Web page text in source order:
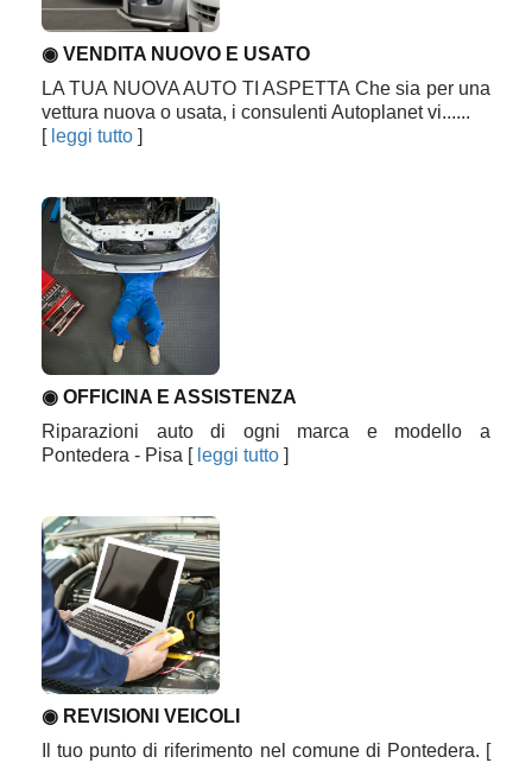
◉ VENDITA NUOVO E USATO
LA TUA NUOVA AUTO TI ASPETTA Che sia per una
vettura nuova o usata, i consulenti Autoplanet vi......
[ leggi tutto ]
◉ OFFICINA E ASSISTENZA
Riparazioni auto di ogni marca e modello a
Pontedera - Pisa [ leggi tutto ]
◉ REVISIONI VEICOLI
Il tuo punto di riferimento nel comune di Pontedera. [